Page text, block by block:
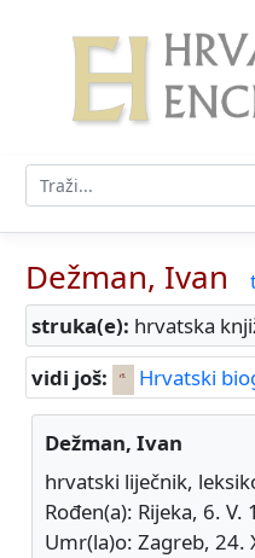
Dežman, Ivan
struka(e): hrvatska
vidi još:
Hrvatski
Dežman, Ivan
hrvatski liječnik,
Rođen(a): Rijeka, 6. V.
Umr(la)o: Zagreb, 24.